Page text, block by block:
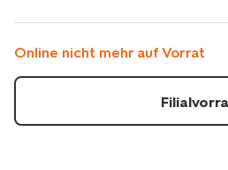
250-
ml-
gestreift-
8-
Online nicht mehr auf Vorrat